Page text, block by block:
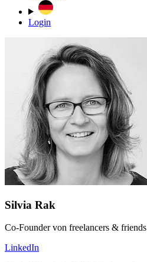
Login
Silvia Rak
Co-Founder von freelancers & friends
LinkedIn